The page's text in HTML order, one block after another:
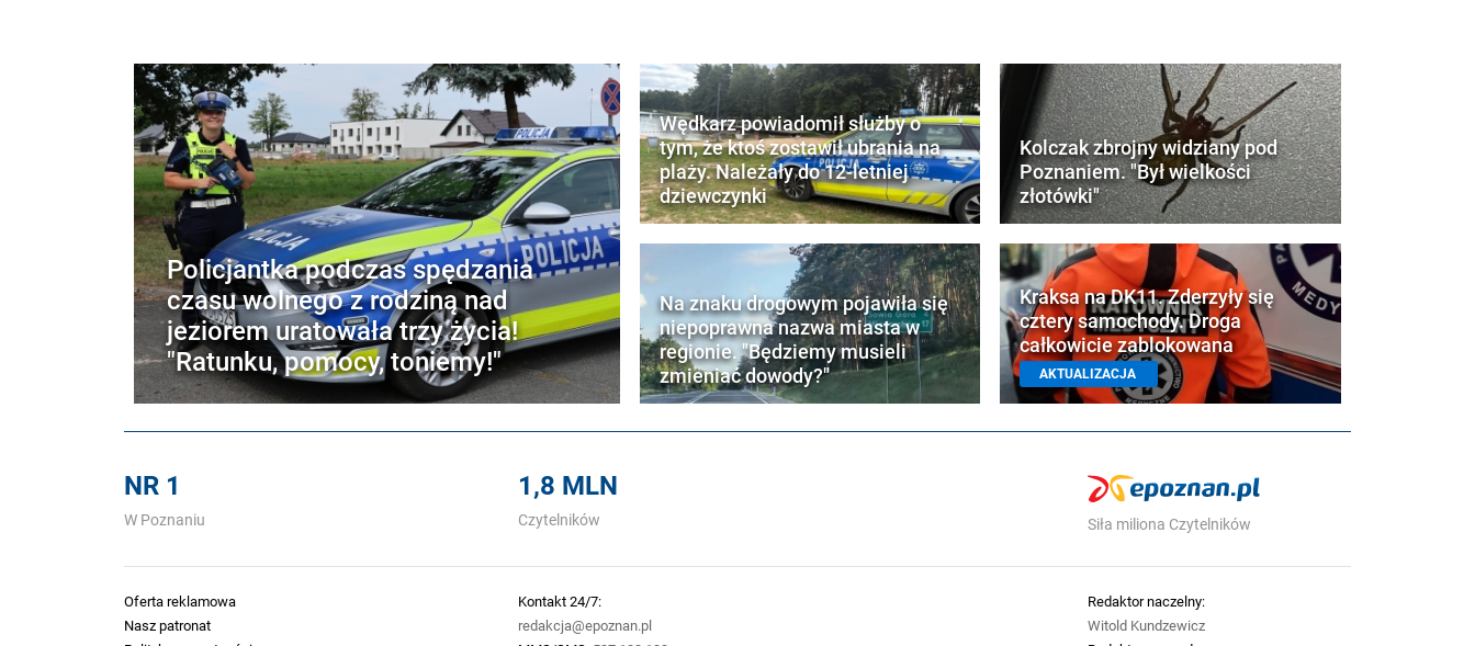
Policjantka podczas spędzania
czasu wolnego z rodziną nad
jeziorem uratowała trzy życia!
"Ratunku, pomocy, toniemy!"
Wędkarz powiadomił służby o
tym, że ktoś zostawił ubrania na
plaży. Należały do 12-letniej
dziewczynki
Na znaku drogowym pojawiła się
niepoprawna nazwa miasta w
regionie. "Będziemy musieli
zmieniać dowody?"
Kolczak zbrojny widziany pod
Poznaniem. "Był wielkości
złotówki"
Kraksa na DK11. Zderzyły się
cztery samochody. Droga
całkowicie zablokowana
AKTUALIZACJA
NR 1
W Poznaniu
1,8 MLN
Czytelników Siła miliona Czytelników
Oferta reklamowa
Nasz patronat
Kontakt 24/7:
redakcja@epoznan.pl
Redaktor naczelny:
Witold Kundzewicz